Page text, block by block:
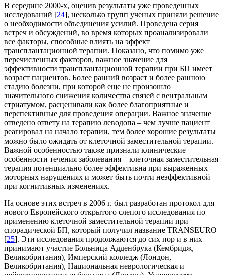
В середине 2000-х, оценив результаты уже проведенных
исследований [24], несколько групп ученых приняли решение
о необходимости объединения усилий. Проведена серия
встреч и обсуждений, во время которых проанализировали
все факторы, способные влиять на эффект
трансплантационной терапии. Показано, что помимо уже
перечисленных факторов, важное значение для
эффективности трансплантационной терапии при БП имеет
возраст пациентов. Более ранний возраст и более раннюю
стадию болезни, при которой еще не произошло
значительного снижения количества связей с вентральным
стриатумом, расценивали как более благоприятные и
перспективные для проведения операции. Важное значение
отведено ответу на терапию леводопа – чем лучше пациент
реагировал на начало терапии, тем более хорошие результаты
можно было ожидать от клеточной заместительной терапии.
Важной особенностью также признали клинические
особенности течения заболевания – клеточная заместительная
терапия потенциально более эффективна при выраженных
моторных нарушениях и может быть почти неэффективной
при когнитивных изменениях.
На основе этих встреч в 2006 г. был разработан протокол для
нового Европейского открытого слепого исследования по
применению клеточной заместительной терапии при
спорадической БП, который получил название TRANSEURO
[25]. Эти исследования продолжаются до сих пор и в них
принимают участие Больница Адденбрука (Кембридж,
Великобритания), Имперский колледж (Лондон,
Великобритания), Национальная неврологическая и